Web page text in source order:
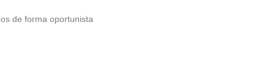
de forma oportunista